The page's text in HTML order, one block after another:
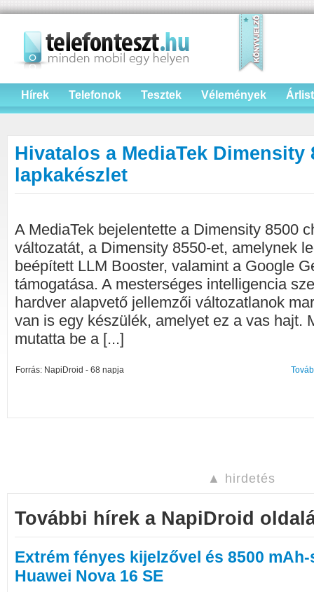
Hírek Telefonok Tesztek Vélemények
Hivatalos a MediaTek Dimensity
lapkakészlet
A MediaTek bejelentette a Dimensity 8500
változatát, a Dimensity 8550-et, amelynek
beépített LLM Booster, valamint a Google
támogatása. A mesterséges intelligencia
hardver alapvető jellemzői változatlanok
van is egy készülék, amelyet ez a vas hajt.
mutatta be a [...]
Forrás: NapiDroid - 68 napja
▲ hirdetés
További hírek a NapiDroid
Extrém fényes kijelzővel és 8500
Huawei Nova 16 SE